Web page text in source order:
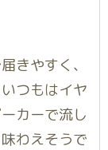
きやすく、
つもはイヤ
カーで流し
わえそうで